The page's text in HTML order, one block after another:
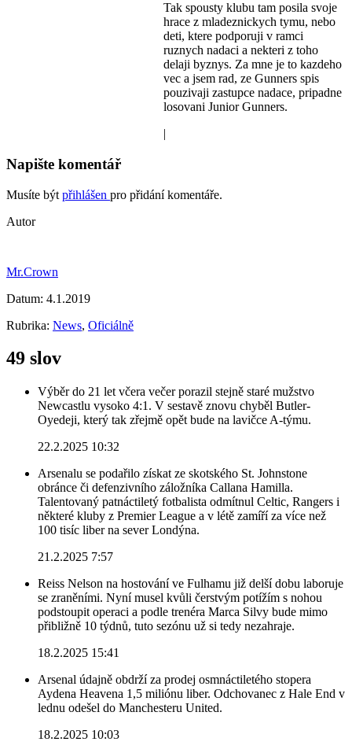
Tak spousty klubu tam posila svoje
hrace z mladeznickych tymu, nebo
deti, ktere podporuji v ramci
ruznych nadaci a nekteri z toho
delaji byznys. Za mne je to kazdeho
vec a jsem rad, ze Gunners spis
pouzivaji zastupce nadace, pripadne
losovani Junior Gunners.
|
Napište komentář
Musíte být přihlášen pro přidání komentáře.
Autor
Mr.Crown
Datum: 4.1.2019
Rubrika: News, Oficiálně
49 slov
Výběr do 21 let včera večer porazil stejně staré mužstvo
Newcastlu vysoko 4:1. V sestavě znovu chyběl Butler-
Oyedeji, který tak zřejmě opět bude na lavičce A-týmu.
22.2.2025 10:32
Arsenalu se podařilo získat ze skotského St. Johnstone
obránce či defenzivního záložníka Callana Hamilla.
Talentovaný patnáctiletý fotbalista odmítnul Celtic, Rangers i
některé kluby z Premier League a v létě zamíří za více než
100 tisíc liber na sever Londýna.
21.2.2025 7:57
Reiss Nelson na hostování ve Fulhamu již delší dobu laboruje
se zraněními. Nyní musel kvůli čerstvým potížím s nohou
podstoupit operaci a podle trenéra Marca Silvy bude mimo
přibližně 10 týdnů, tuto sezónu už si tedy nezahraje.
18.2.2025 15:41
Arsenal údajně obdrží za prodej osmnáctiletého stopera
Aydena Heavena 1,5 miliónu liber. Odchovanec z Hale End v
lednu odešel do Manchesteru United.
18.2.2025 10:03